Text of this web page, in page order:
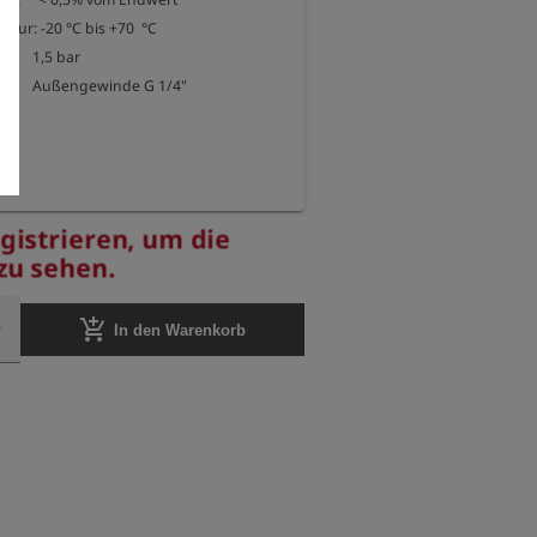
-20 °C bis +70  °C
1,5 bar
Außengewinde G 1/4"
um die
sehen.
add_shopping_cart In den Warenkorb